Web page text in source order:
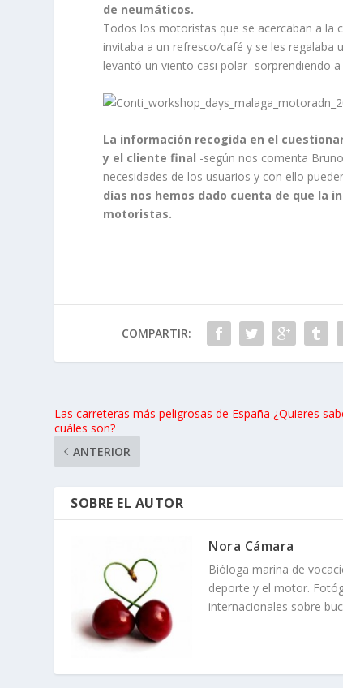
de neumáticos.
Todos los motoristas que se acercaban a la
invitaba a un refresco/café y se les
levantó un viento casi polar- sorprendiendo
La información recogida en el
y el cliente final -según nos comenta
necesidades de los usuarios y con ello
días nos hemos dado cuenta de que la
motoristas.
COMPARTIR:
Las carreteras más peligrosas de España ¿Quieres
cuáles son?
ANTERIOR
SOBRE EL AUTOR
Nora Cámara
Bióloga marina de
deporte y el motor.
internacionales sobre